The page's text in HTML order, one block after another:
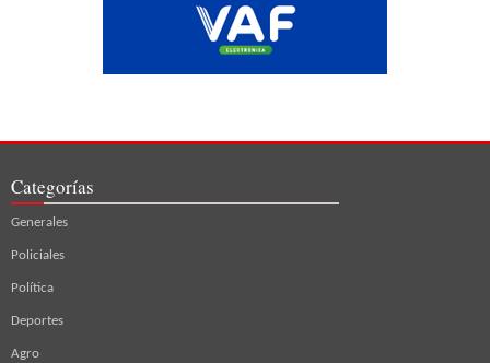
Categorías
Generales
Policiales
Política
Deportes
Agro